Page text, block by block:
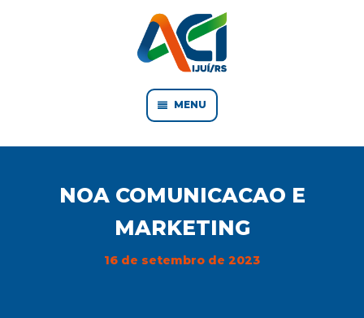
MENU
NOA COMUNICACAO E
MARKETING
16 de setembro de 2023